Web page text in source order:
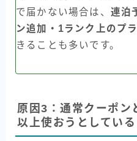
で届かない場合は、 連泊
ン追加・1ランク上のプ
きることも多いです。
原因3：通常クーポン
以上使おうとしている